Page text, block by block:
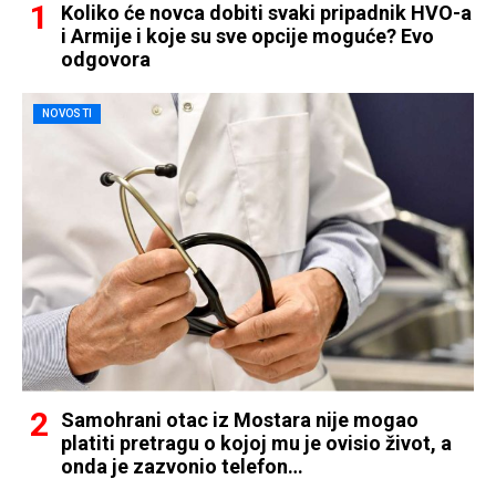
Koliko će novca dobiti svaki pripadnik HVO-a
i Armije i koje su sve opcije moguće? Evo
odgovora
NOVOSTI
Samohrani otac iz Mostara nije mogao
platiti pretragu o kojoj mu je ovisio život, a
onda je zazvonio telefon…